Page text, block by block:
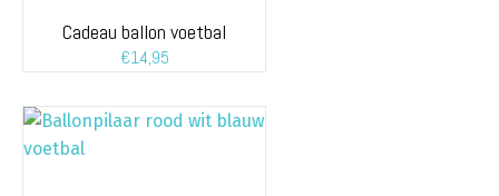
Cadeau ballon voetbal
€14,95